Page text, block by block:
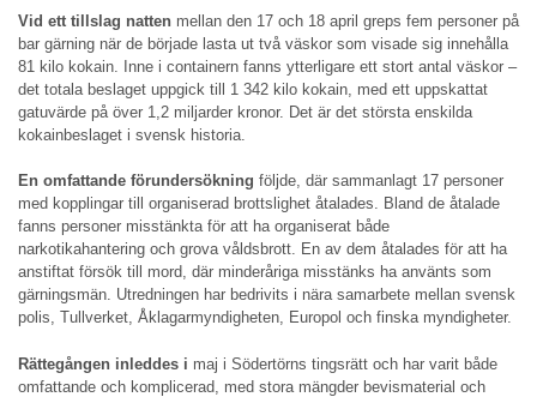
Vid ett tillslag natten mellan den 17 och 18 april greps fem personer på
bar gärning när de började lasta ut två väskor som visade sig innehålla
81 kilo kokain. Inne i containern fanns ytterligare ett stort antal väskor –
det totala beslaget uppgick till 1 342 kilo kokain, med ett uppskattat
gatuvärde på över 1,2 miljarder kronor. Det är det största enskilda
kokainbeslaget i svensk historia.
En omfattande förundersökning följde, där sammanlagt 17 personer
med kopplingar till organiserad brottslighet åtalades. Bland de åtalade
fanns personer misstänkta för att ha organiserat både
narkotikahantering och grova våldsbrott. En av dem åtalades för att ha
anstiftat försök till mord, där minderåriga misstänks ha använts som
gärningsmän. Utredningen har bedrivits i nära samarbete mellan svensk
polis, Tullverket, Åklagarmyndigheten, Europol och finska myndigheter.
Rättegången inleddes i maj i Södertörns tingsrätt och har varit både
omfattande och komplicerad, med stora mängder bevismaterial och